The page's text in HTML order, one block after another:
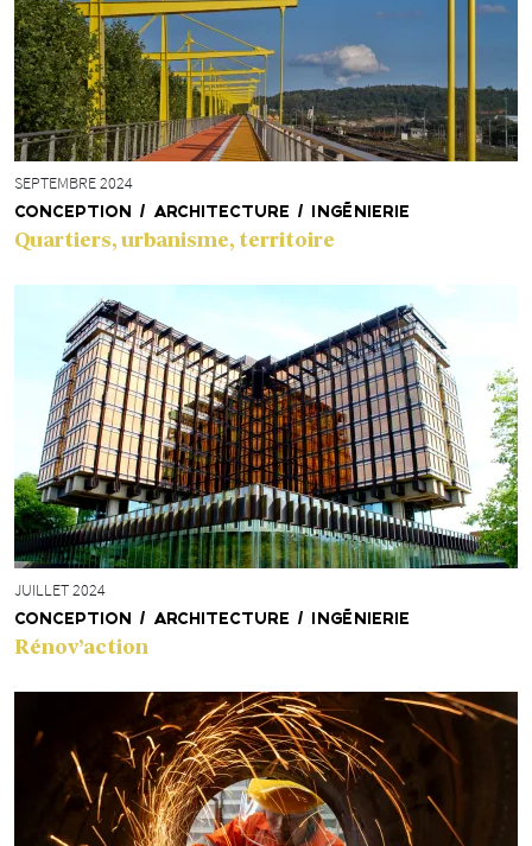
SEPTEMBRE 2024
CONCEPTION / ARCHITECTURE / INGÉNIERIE
Quartiers, urbanisme, territoire
JUILLET 2024
CONCEPTION / ARCHITECTURE / INGÉNIERIE
Rénov’action